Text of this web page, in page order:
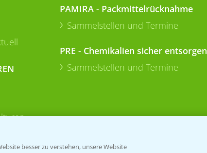
PAMIRA - Packmittelrücknahme
Sammelstellen und Termine
PRE - Chemikalien sicher entsorgen
Sammelstellen und Termine
besser zu verstehen, unsere Website